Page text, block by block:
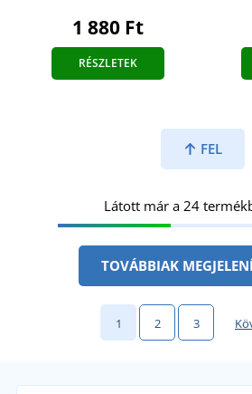
1 880 Ft
RÉSZLETEK
FEL
Látott már a 24
TOVÁBBIAK
1 2 3